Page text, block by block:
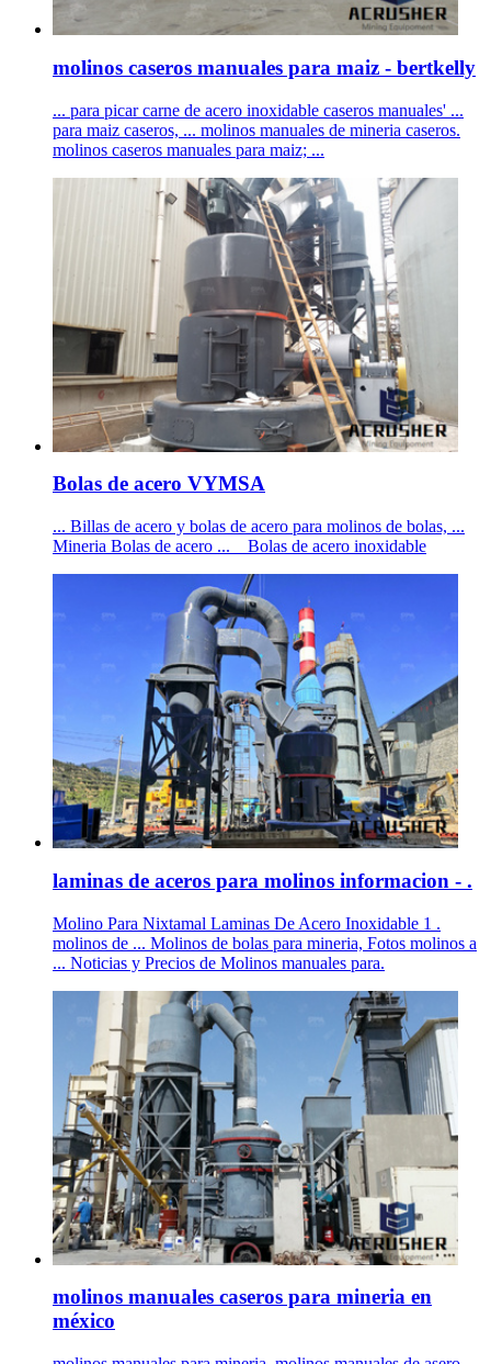
molinos caseros manuales para maiz - bertkelly
... para picar carne de acero inoxidable caseros manuales' ...
para maiz caseros, ... molinos manuales de mineria caseros.
molinos caseros manuales para maiz; ...
Bolas de acero VYMSA
... Billas de acero y bolas de acero para molinos de bolas, ...
Mineria Bolas de acero ... _ Bolas de acero inoxidable
laminas de aceros para molinos informacion - .
Molino Para Nixtamal Laminas De Acero Inoxidable 1 .
molinos de ... Molinos de bolas para mineria, Fotos molinos a
... Noticias y Precios de Molinos manuales para.
molinos manuales caseros para mineria en
méxico